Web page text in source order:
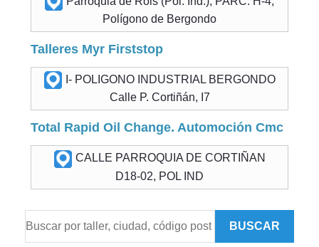
Polígono de Bergondo
Talleres Myr Firststop
I- POLIGONO INDUSTRIAL BERGONDO
Calle P. Cortiñán, I7
Total Rapid Oil Change. Automoción Cmc
CALLE PARROQUIA DE CORTIÑAN
D18-02, POL IND
BUSCAR